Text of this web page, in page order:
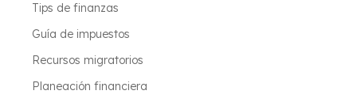
Tips de finanzas
Guía de impuestos
Recursos migratorios
Planeación financiera